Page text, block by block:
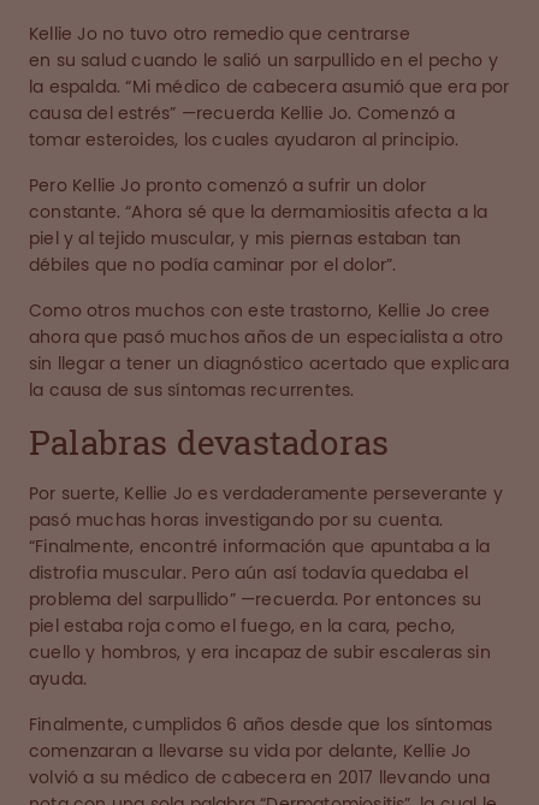
Kellie Jo no tuvo otro remedio que centrarse
en su salud cuando le salió un sarpullido en el pecho y
la espalda. “Mi médico de cabecera asumió que era por
causa del estrés” —recuerda Kellie Jo. Comenzó a
tomar esteroides, los cuales ayudaron al principio.
Pero Kellie Jo pronto comenzó a sufrir un dolor
constante. “Ahora sé que la dermamiositis afecta a la
piel y al tejido muscular, y mis piernas estaban tan
débiles que no podía caminar por el dolor”.
Como otros muchos con este trastorno, Kellie Jo cree
ahora que pasó muchos años de un especialista a otro
sin llegar a tener un diagnóstico acertado que explicara
la causa de sus síntomas recurrentes.
Palabras devastadoras
Por suerte, Kellie Jo es verdaderamente perseverante y
pasó muchas horas investigando por su cuenta.
“Finalmente, encontré información que apuntaba a la
distrofia muscular. Pero aún así todavía quedaba el
problema del sarpullido” —recuerda. Por entonces su
piel estaba roja como el fuego, en la cara, pecho,
cuello y hombros, y era incapaz de subir escaleras sin
ayuda.
Finalmente, cumplidos 6 años desde que los síntomas
comenzaran a llevarse su vida por delante, Kellie Jo
volvió a su médico de cabecera en 2017 llevando una